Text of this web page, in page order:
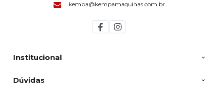
Institucional
Dúvidas
kempa@kempamaquinas.com.br